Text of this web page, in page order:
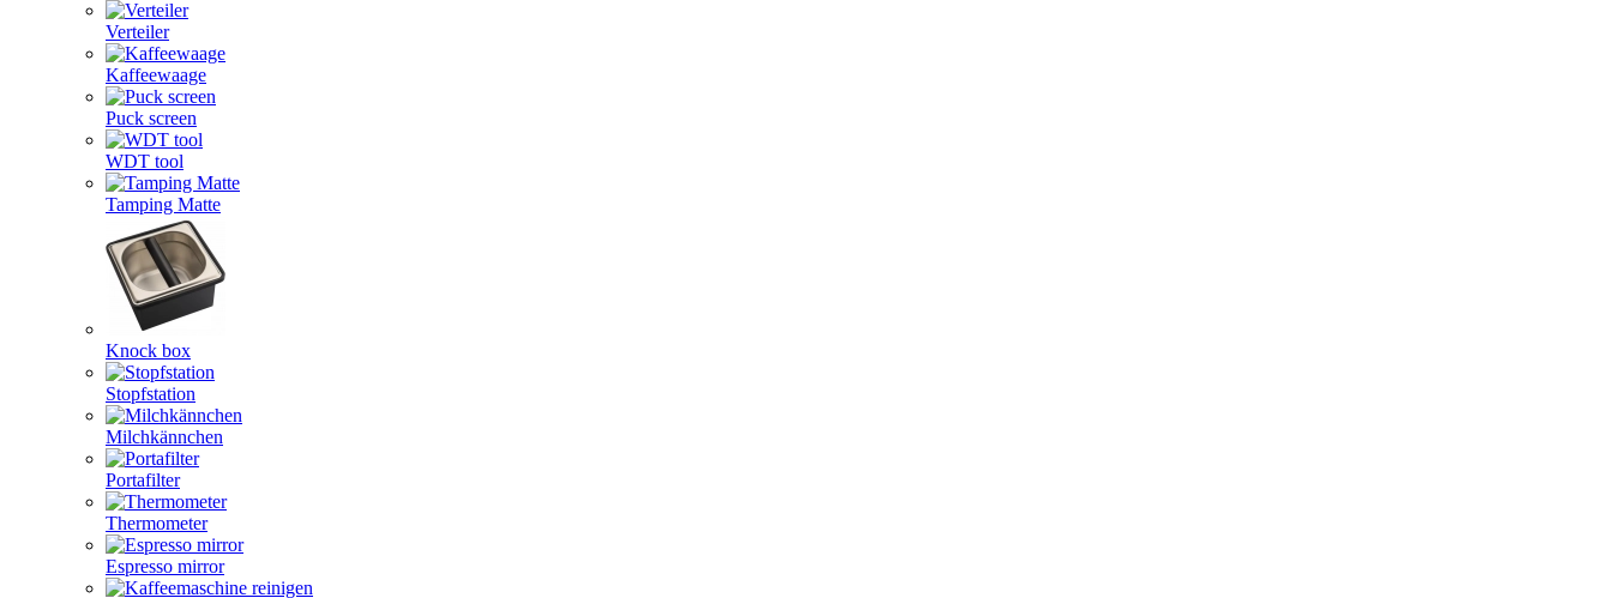
Verteiler
Kaffeewaage
Puck screen
WDT tool
Tamping Matte
Knock box
Stopfstation
Milchkännchen
Portafilter
Thermometer
Espresso mirror